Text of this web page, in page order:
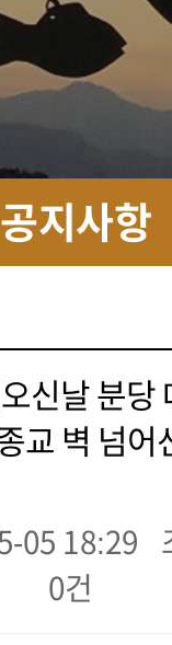
공지사항
신날 분당
교 벽 넘어
05 18:29
0건